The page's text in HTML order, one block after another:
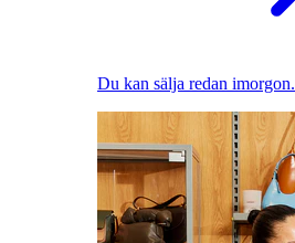
Du kan sälja redan imorgon.